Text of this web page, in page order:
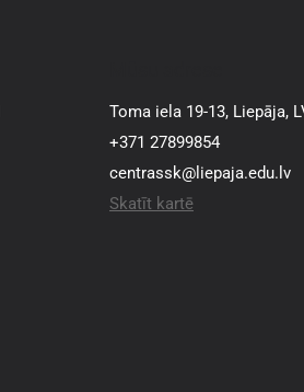
Toma iela 19-13, Liepāja,
+371 27899854
centrassk@liepaja.edu.lv
Skatīt kartē